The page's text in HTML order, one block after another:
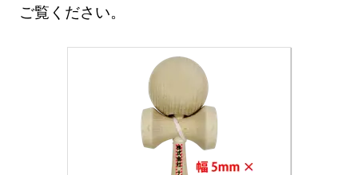
ご覧ください。